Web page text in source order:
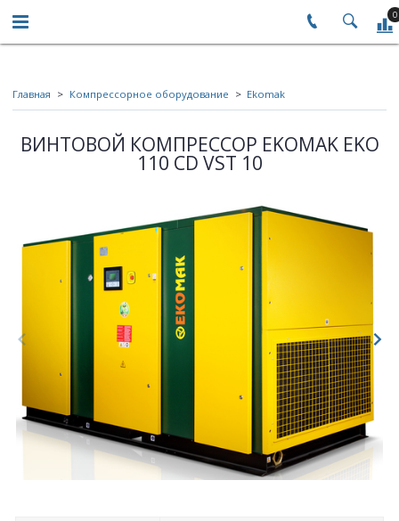
0
Главная Компрессорное оборудование Ekomak
ВИНТОВОЙ КОМПРЕССОР EKOMAK EKO
110 CD VST 10